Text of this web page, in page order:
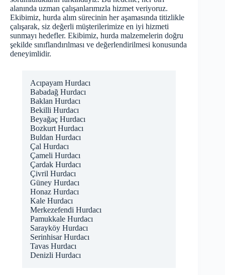
alanında uzman çalışanlarımızla hizmet veriyoruz.
Ekibimiz, hurda alım sürecinin her aşamasında titizlikle
çalışarak, siz değerli müşterilerimize en iyi hizmeti
sunmayı hedefler. Ekibimiz, hurda malzemelerin doğru
şekilde sınıflandırılması ve değerlendirilmesi konusunda
deneyimlidir.
Acıpayam Hurdacı
Babadağ Hurdacı
Baklan Hurdacı
Bekilli Hurdacı
Beyağaç Hurdacı
Bozkurt Hurdacı
Buldan Hurdacı
Çal Hurdacı
Çameli Hurdacı
Çardak Hurdacı
Çivril Hurdacı
Güney Hurdacı
Honaz Hurdacı
Kale Hurdacı
Merkezefendi Hurdacı
Pamukkale Hurdacı
Sarayköy Hurdacı
Serinhisar Hurdacı
Tavas Hurdacı
Denizli Hurdacı